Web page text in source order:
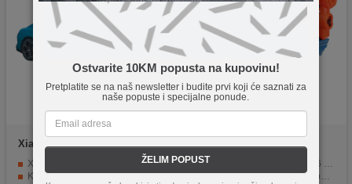
Ostvarite 10KM popusta na kupovinu!
Pretplatite se na naš newsletter i budite prvi koji će saznati za
naše popuste i specijalne ponude.
ŽELIM POPUST
Xiaomi SU7 Aqua Blue
Xiaomi SU7 model automobila u omjeru 1:18
Kombinacija precizne izrade, sofisticiranog dizajna
Nerf Elite 2.0 Volt SD-1
Elite 2.0 Volt SD-1 blaster i 6 projektila
Svjetlosni snop da biste poboljšali sposobnost ciljanja